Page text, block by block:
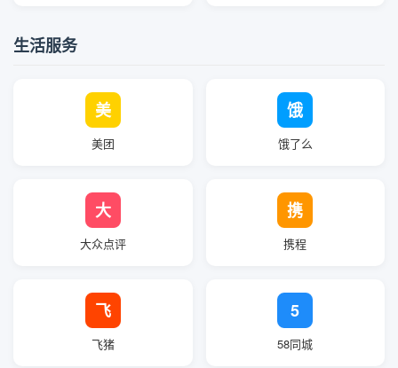
生活服务
美
美团
饿
饿了么
大
大众点评
携
携程
飞
飞猪
5
58同城